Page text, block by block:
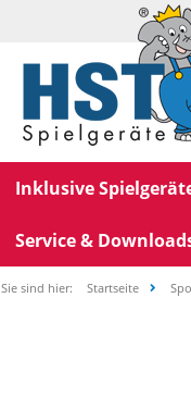
Inklusive
Service &
Sie sind hier: Startseite